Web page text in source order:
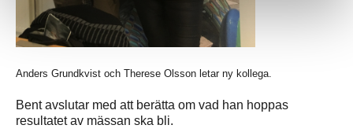
Anders Grundkvist och Therese Olsson letar ny kollega.
Bent avslutar med att berätta om vad han hoppas
resultatet av mässan ska bli.